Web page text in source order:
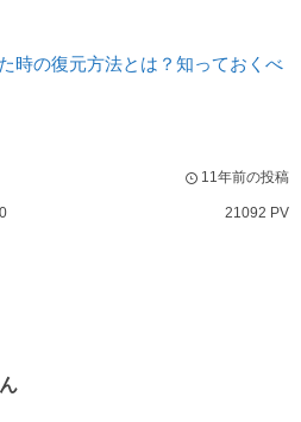
時の復元方法とは？知っておくべ
11年前の投稿
0 21092 PV